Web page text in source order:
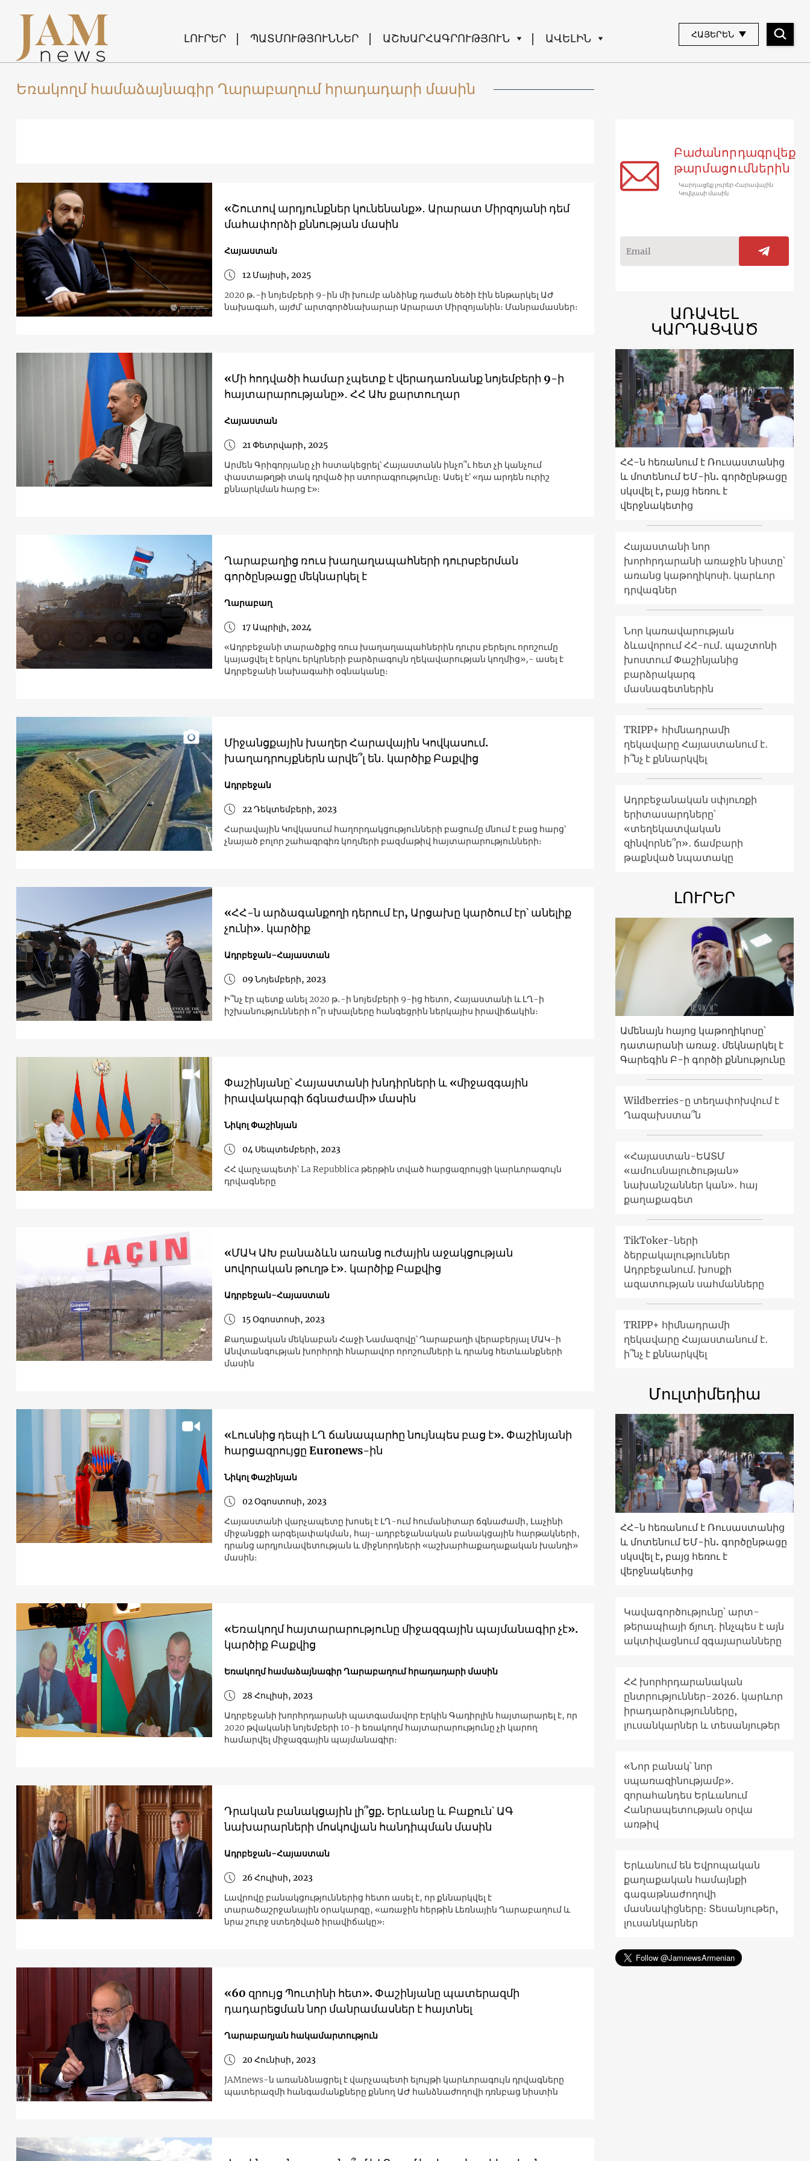
ԼՈՒՐԵՐ ՊԱՏՄՈՒԹՅՈՒՆՆԵՐ ԱՇԽԱՐՀԱԳՐՈՒԹՅՈՒՆ ԱՎԵԼԻՆ ՀԱՅԵՐԵՆ
Եռակողմ համաձայնագիր Ղարաբաղում հրադադարի մասին
«Շուտով արդյունքներ կունենանք»․ Արարատ Միրզոյանի դեմ
մահափորձի քննության մասին
Հայաստան
12 Մայիսի, 2025
2020 թ․-ի նոյեմբերի 9-ին մի խումբ անձինք դաժան ծեծի էին ենթարկել ԱԺ
նախագահ, այժմ՝ արտգործնախարար Արարատ Միրզոյանին։ Մանրամասներ։
«Մի հոդվածի համար չպետք է վերադառնանք նոյեմբերի 9-ի
հայտարարությանը»․ ՀՀ ԱԽ քարտուղար
Հայաստան
21 Փետրվարի, 2025
Արմեն Գրիգորյանը չի հստակեցրել՝ Հայաստանն ինչո՞ւ հետ չի կանչում
փաստաթղթի տակ դրված իր ստորագրությունը։ Ասել է՝ «դա արդեն ուրիշ
քննարկման հարց է»։
Ղարաբաղից ռուս խաղաղապահների դուրսբերման
գործընթացը մեկնարկել է
Ղարաբաղ
17 Ապրիլի, 2024
«Ադրբեջանի տարածքից ռուս խաղաղապահներին դուրս բերելու որոշումը
կայացվել է երկու երկրների բարձրագույն ղեկավարության կողմից»,- ասել է
Ադրբեջանի նախագահի օգնականը։
Միջանցքային խաղեր Հարավային Կովկասում.
խաղադրույքներն արվե՞լ են․ կարծիք Բաքվից
Ադրբեջան
22 Դեկտեմբերի, 2023
Հարավային Կովկասում հաղորդակցությունների բացումը մնում է բաց հարց՝
չնայած բոլոր շահագրգիռ կողմերի բազմաթիվ հայտարարությունների։
«ՀՀ-ն արձագանքողի դերում էր, Արցախը կարծում էր՝ անելիք
չունի»․ կարծիք
Ադրբեջան-Հայաստան
09 Նոյեմբերի, 2023
Ի՞նչ էր պետք անել 2020 թ․-ի նոյեմբերի 9-ից հետո, Հայաստանի և ԼՂ-ի
իշխանությունների ո՞ր սխալները հանգեցրին ներկայիս իրավիճակին։
Փաշինյանը՝ Հայաստանի խնդիրների և «միջազգային
իրավակարգի ճգնաժամի» մասին
Նիկոլ Փաշինյան
04 Սեպտեմբերի, 2023
ՀՀ վարչապետի՝ La Repubblica թերթին տված հարցազրույցի կարևորագույն
դրվագները
«ՄԱԿ ԱԽ բանաձևն առանց ուժային աջակցության
սովորական թուղթ է»․ կարծիք Բաքվից
Ադրբեջան-Հայաստան
15 Օգոստոսի, 2023
Քաղաքական մեկնաբան Հաջի Նամազովը՝ Ղարաբաղի վերաբերյալ ՄԱԿ-ի
Անվտանգության խորհրդի հնարավոր որոշումների և դրանց հետևանքների
մասին
«Լուսնից դեպի ԼՂ ճանապարհը նույնպես բաց է». Փաշինյանի
հարցազրույցը Euronews-ին
Նիկոլ Փաշինյան
02 Օգոստոսի, 2023
Հայաստանի վարչապետը խոսել է ԼՂ-ում հումանիտար ճգնաժամի, Լաչինի
միջանցքի արգելափակման, հայ-ադրբեջանական բանակցային հարթակների,
դրանց արդյունավետության և միջնորդների «աշխարհաքաղաքական խանդի»
մասին։
«Եռակողմ հայտարարությունը միջազգային պայմանագիր չէ».
կարծիք Բաքվից
Եռակողմ համաձայնագիր Ղարաբաղում հրադադարի մասին
28 Հուլիսի, 2023
Ադրբեջանի խորհրդարանի պատգամավոր Էրկին Գադիրլին հայտարարել է, որ
2020 թվականի նոյեմբերի 10-ի եռակողմ հայտարարությունը չի կարող
համարվել միջազգային պայմանագիր։
Դրական բանակցային լի՞ցք. Երևանը և Բաքուն՝ ԱԳ
նախարարների մոսկովյան հանդիպման մասին
Ադրբեջան-Հայաստան
26 Հուլիսի, 2023
Լավրովը բանակցություններից հետո ասել է, որ քննարկվել է
տարածաշրջանային օրակարգը, «առաջին հերթին Լեռնային Ղարաբաղում և
նրա շուրջ ստեղծված իրավիճակը»։
«60 զրույց Պուտինի հետ». Փաշինյանը պատերազմի
դադարեցման նոր մանրամասներ է հայտնել
Ղարաբաղյան հակամարտություն
20 Հունիսի, 2023
JAMnews-ն առանձնացրել է վարչապետի ելույթի կարևորագույն դրվագները
պատերազմի հանգամանքները քննող ԱԺ հանձնաժողովի դռնբաց նիստին
Բաժանորդագրվեք
թարմացումներին
Կարդացեք լուրեր Հարավային
Կովկասի մասին
ԱՌԱՎԵԼ
ԿԱՐԴԱՑՎԱԾ
ՀՀ-ն հեռանում է Ռուսաստանից
և մոտենում ԵՄ-ին. գործընթացը
սկսվել է, բայց հեռու է
վերջնակետից
Հայաստանի նոր
խորհրդարանի առաջին նիստը՝
առանց կաթողիկոսի. կարևոր
դրվագներ
Նոր կառավարության
ձևավորում ՀՀ-ում․ պաշտոնի
խոստում Փաշինյանից
բարձրակարգ
մասնագետներին
TRIPP+ հիմնադրամի
ղեկավարը Հայաստանում է․
ի՞նչ է քննարկվել
Ադրբեջանական սփյուռքի
երիտասարդները՝
«տեղեկատվական
զինվորնե՞ր»․ ճամբարի
թաքնված նպատակը
ԼՈՒՐԵՐ
Ամենայն հայոց կաթողիկոսը՝
դատարանի առաջ․ մեկնարկել է
Գարեգին Բ-ի գործի քննությունը
Wildberries-ը տեղափոխվում է
Ղազախստա՞ն
«Հայաստան-ԵԱՏՄ
«ամուսնալուծության»
նախանշաններ կան»․ հայ
քաղաքագետ
TikToker-ների
ձերբակալություններ
Ադրբեջանում. խոսքի
ազատության սահմանները
TRIPP+ հիմնադրամի
ղեկավարը Հայաստանում է․
ի՞նչ է քննարկվել
Մուլտիմեդիա
ՀՀ-ն հեռանում է Ռուսաստանից
և մոտենում ԵՄ-ին. գործընթացը
սկսվել է, բայց հեռու է
վերջնակետից
Կավագործությունը՝ արտ-
թերապիայի ճյուղ․ ինչպես է այն
ակտիվացնում զգայարանները
ՀՀ խորհրդարանական
ընտրություններ-2026. կարևոր
իրադարձությունները,
լուսանկարներ և տեսանյութեր
«Նոր բանակ՝ նոր
սպառազինությամբ».
զորահանդես Երևանում
Հանրապետության օրվա
առթիվ
Երևանում են Եվրոպական
քաղաքական համայնքի
գագաթնաժողովի
մասնակիցները։ Տեսանյութեր,
լուսանկարներ